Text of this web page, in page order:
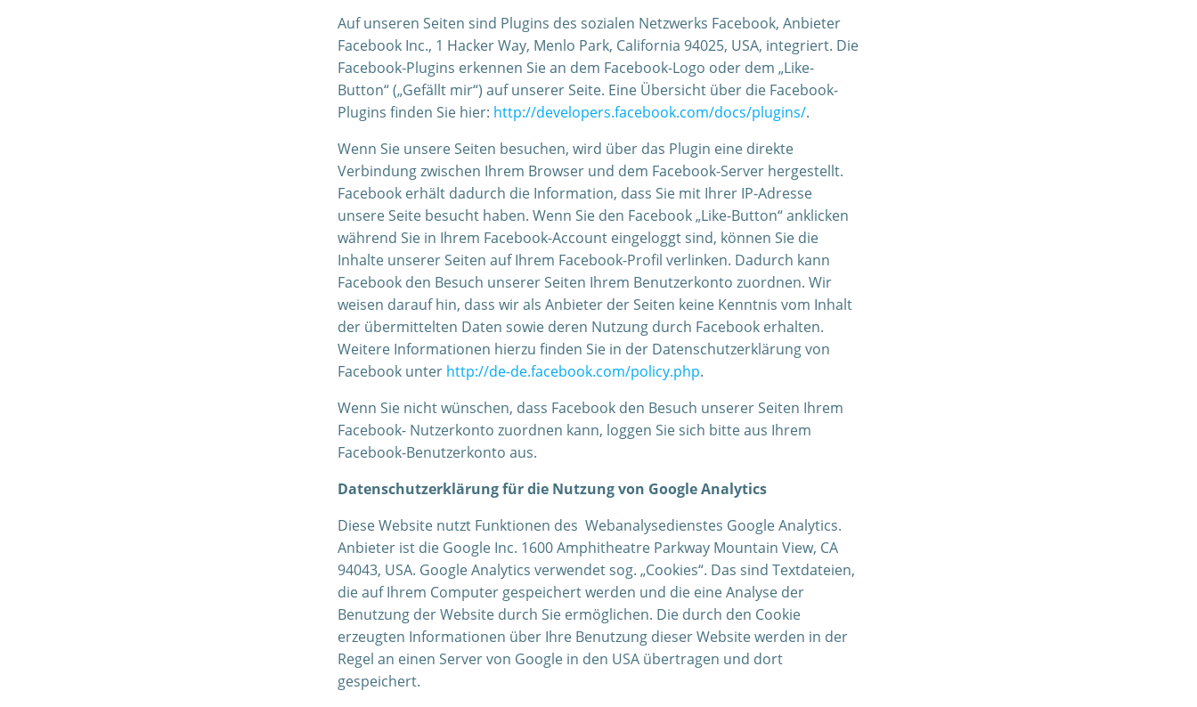
Auf unseren Seiten sind Plugins des sozialen Netzwerks Facebook, Anbieter
Facebook Inc., 1 Hacker Way, Menlo Park, California 94025, USA, integriert. Die
Facebook-Plugins erkennen Sie an dem Facebook-Logo oder dem „Like-
Button“ („Gefällt mir“) auf unserer Seite. Eine Übersicht über die Facebook-
Plugins finden Sie hier: http://developers.facebook.com/docs/plugins/.
Wenn Sie unsere Seiten besuchen, wird über das Plugin eine direkte
Verbindung zwischen Ihrem Browser und dem Facebook-Server hergestellt.
Facebook erhält dadurch die Information, dass Sie mit Ihrer IP-Adresse
unsere Seite besucht haben. Wenn Sie den Facebook „Like-Button“ anklicken
während Sie in Ihrem Facebook-Account eingeloggt sind, können Sie die
Inhalte unserer Seiten auf Ihrem Facebook-Profil verlinken. Dadurch kann
Facebook den Besuch unserer Seiten Ihrem Benutzerkonto zuordnen. Wir
weisen darauf hin, dass wir als Anbieter der Seiten keine Kenntnis vom Inhalt
der übermittelten Daten sowie deren Nutzung durch Facebook erhalten.
Weitere Informationen hierzu finden Sie in der Datenschutzerklärung von
Facebook unter http://de-de.facebook.com/policy.php.
Wenn Sie nicht wünschen, dass Facebook den Besuch unserer Seiten Ihrem
Facebook- Nutzerkonto zuordnen kann, loggen Sie sich bitte aus Ihrem
Facebook-Benutzerkonto aus.
Datenschutzerklärung für die Nutzung von Google Analytics
Diese Website nutzt Funktionen des Webanalysedienstes Google Analytics.
Anbieter ist die Google Inc. 1600 Amphitheatre Parkway Mountain View, CA
94043, USA. Google Analytics verwendet sog. „Cookies“. Das sind Textdateien,
die auf Ihrem Computer gespeichert werden und die eine Analyse der
Benutzung der Website durch Sie ermöglichen. Die durch den Cookie
erzeugten Informationen über Ihre Benutzung dieser Website werden in der
Regel an einen Server von Google in den USA übertragen und dort
gespeichert.